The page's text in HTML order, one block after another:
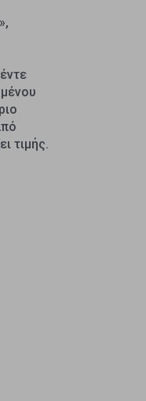
τιμής.